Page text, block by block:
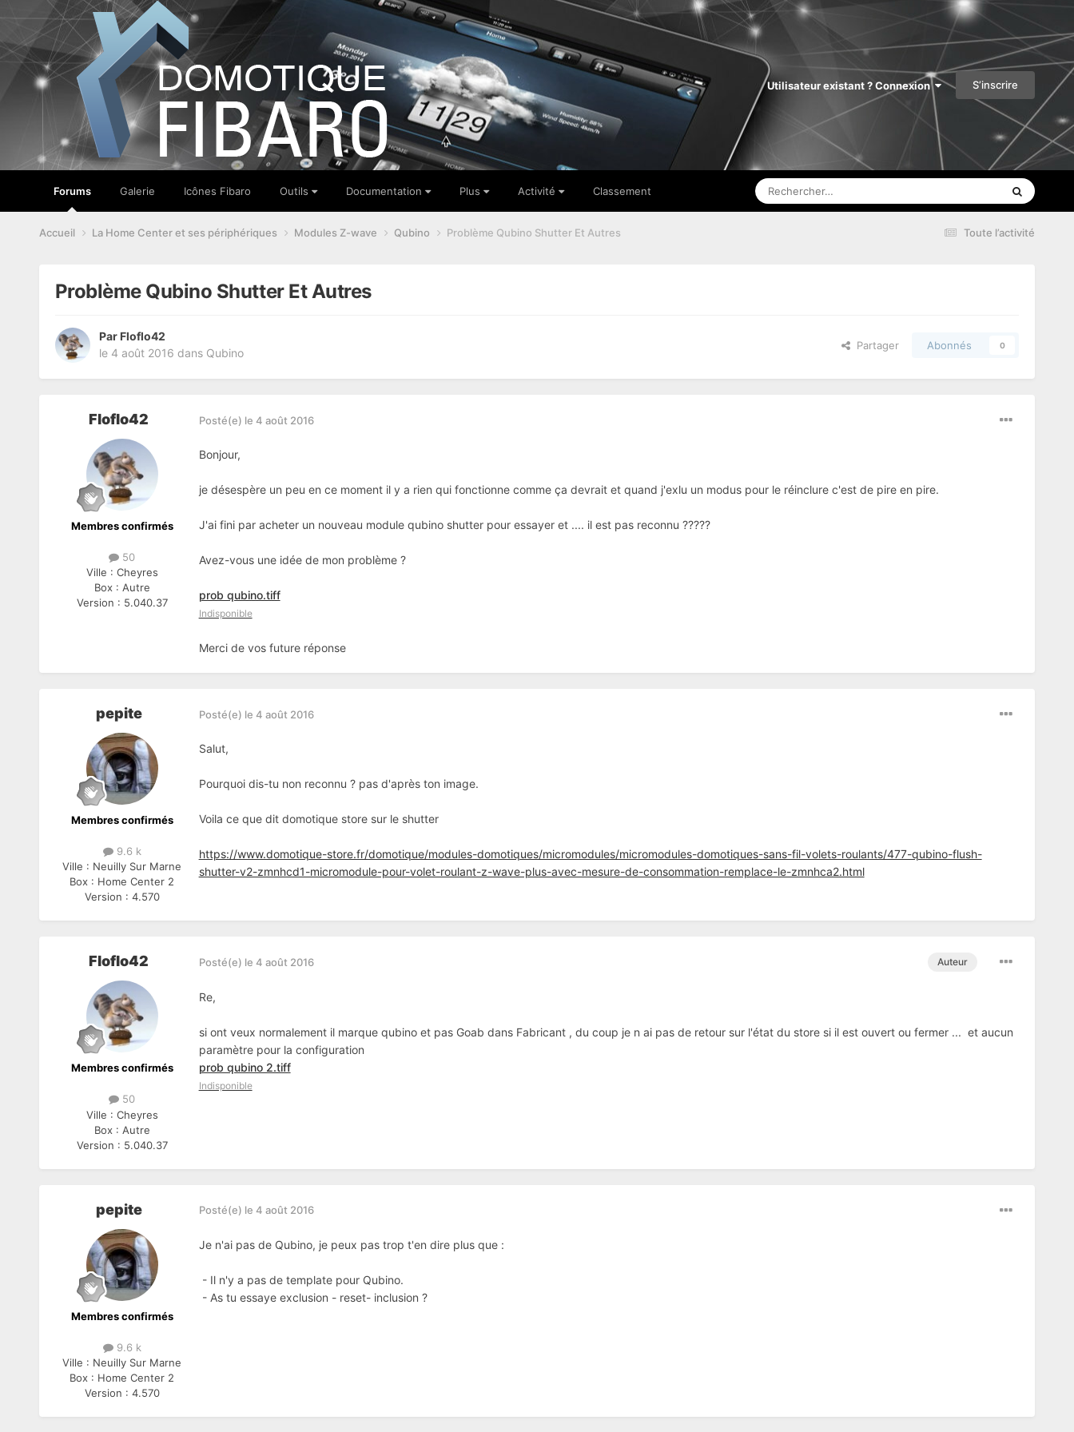
Utilisateur existant ? Connexion S’inscrire
Forums Galerie Icônes Fibaro Outils Documentation Plus Activité Classement
Toute l’activité
Accueil La Home Center et ses périphériques Modules Z-wave Qubino Problème Qubino Shutter Et Autres
Problème Qubino Shutter Et Autres
Par Floflo42
le 4 août 2016 dans Qubino
Partager Abonnés 0
Floflo42
Membres confirmés
50
Ville : Cheyres
Box : Autre
Version : 5.040.37
Posté(e) le 4 août 2016
Bonjour,
je désespère un peu en ce moment il y a rien qui fonctionne comme ça devrait et quand j'exlu un modus pour le réinclure c'est de pire en pire.
J'ai fini par acheter un nouveau module qubino shutter pour essayer et .... il est pas reconnu ?????
Avez-vous une idée de mon problème ?
prob qubino.tiff
Indisponible
Merci de vos future réponse
pepite
Membres confirmés
9.6 k
Ville : Neuilly Sur Marne
Box : Home Center 2
Version : 4.570
Posté(e) le 4 août 2016
Salut,
Pourquoi dis-tu non reconnu ? pas d'après ton image.
Voila ce que dit domotique store sur le shutter
https://www.domotique-store.fr/domotique/modules-domotiques/micromodules/micromodules-domotiques-sans-fil-volets-roulants/477-qubino-flush-
shutter-v2-zmnhcd1-micromodule-pour-volet-roulant-z-wave-plus-avec-mesure-de-consommation-remplace-le-zmnhca2.html
Floflo42
Membres confirmés
50
Ville : Cheyres
Box : Autre
Version : 5.040.37
Auteur
Posté(e) le 4 août 2016
Re,
si ont veux normalement il marque qubino et pas Goab dans Fabricant , du coup je n ai pas de retour sur l'état du store si il est ouvert ou fermer ... et aucun
paramètre pour la configuration
prob qubino 2.tiff
Indisponible
pepite
Membres confirmés
9.6 k
Ville : Neuilly Sur Marne
Box : Home Center 2
Version : 4.570
Posté(e) le 4 août 2016
Je n'ai pas de Qubino, je peux pas trop t'en dire plus que :
- Il n'y a pas de template pour Qubino.
- As tu essaye exclusion - reset- inclusion ?